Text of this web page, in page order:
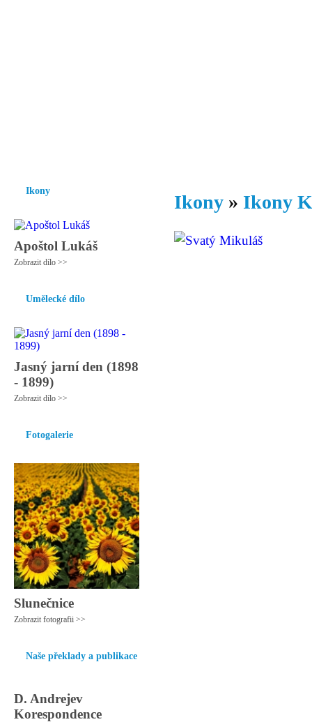
Ikony
Apoštol Lukáš
Zobrazit dílo >>
Umělecké dílo
Jasný jarní den (1898
- 1899)
Zobrazit dílo >>
Fotogalerie
Slunečnice
Zobrazit fotografii >>
Naše překlady a publikace
D. Andrejev
Korespondence
Ikony » Ikony